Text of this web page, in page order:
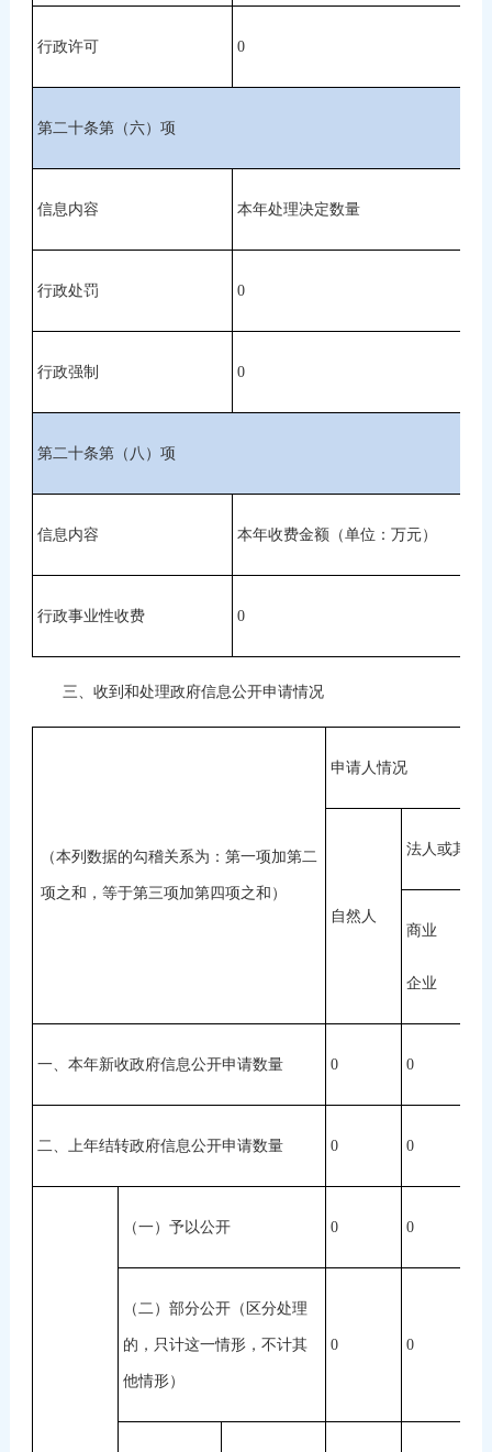
行政许可 0
第二十条第（六）项
信息内容 本年处理决定数量
行政处罚 0
行政强制 0
第二十条第（八）项
信息内容 本年收费金额（单位：万元）
行政事业性收费 0
三、收到和处理政府信息公开申请情况
（本列数据的勾稽关系为：第一项加第二
项之和，等于第三项加第四项之和）
申请人情况
自然人
法人或其他
商业
企业
一、本年新收政府信息公开申请数量 0 0
二、上年结转政府信息公开申请数量 0 0
（一）予以公开 0 0
（二）部分公开（区分处理
的，只计这一情形，不计其
他情形）
0 0